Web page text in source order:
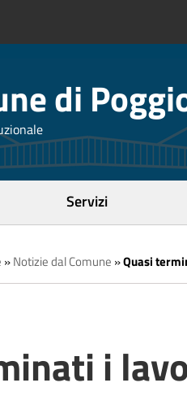
di
Servizi
»Notizie dal Comune »Quasi
i